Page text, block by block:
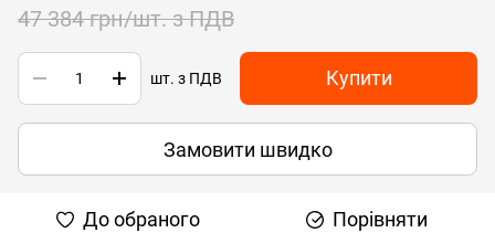
47 384 грн/шт. з ПДВ
шт. з ПДВ Купити
Замовити швидко
До обраного Порівняти